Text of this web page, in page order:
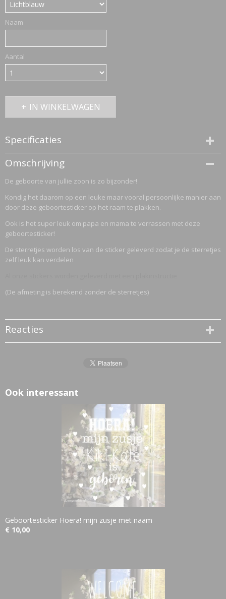
Naam
Aantal
IN WINKELWAGEN
Specificaties
Productcode
2845-1831
Omschrijving
De geboorte van jullie zoon is zo bijzonder!
Kondig het daarom op een leuke maar vooral persoonlijke manier aan
door deze geboortesticker op het raam te plakken.
Ook is het super leuk om papa en mama te verrassen met deze
geboortesticker!
De sterretjes worden los van de sticker geleverd zodat je de sterretjes
zelf leuk kan verdelen
(De afmeting is berekend zonder de sterretjes)
Reacties
Ook interessant
Geboortesticker Hoera! mijn zusje met naam
€ 10,00